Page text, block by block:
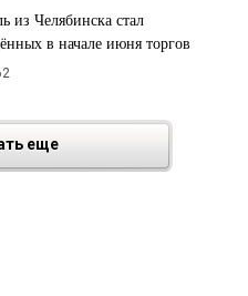
из Челябинска стал
в начале июня торгов
еще